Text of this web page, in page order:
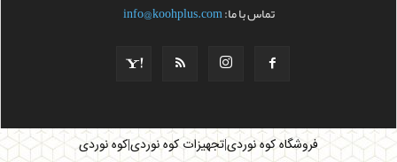
تماس با ما:info@koohplus.com
فروشگاه کوه نوردی|تجهیزات کوه نوردی|کوه نوردی